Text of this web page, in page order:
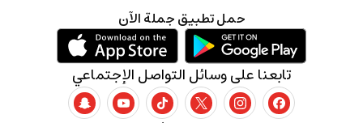
تابعنا على وسائل التواصل الإجتماعي
حمل تطبيق جملة الآن